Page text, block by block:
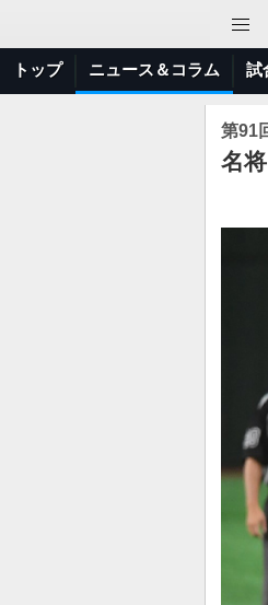
トップ ニュース＆コラム 試
第91
名